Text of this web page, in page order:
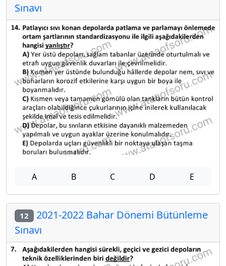
Sınavı
A B C D E
12 2021-2022 Bahar Dönemi Bütünleme
Sınavı